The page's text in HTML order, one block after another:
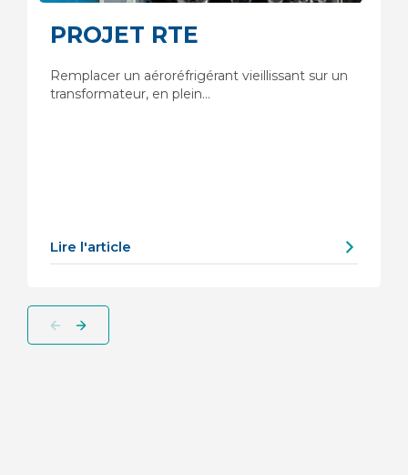
PROJET RTE
Remplacer un aéroréfrigérant vieillissant sur un
transformateur, en plein…
Lire l'article